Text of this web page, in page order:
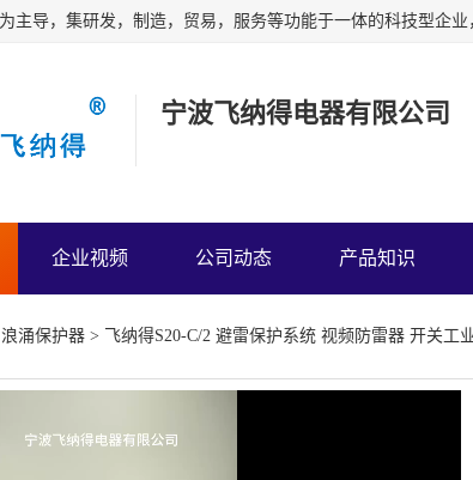
宁波飞纳得电器有限公司
企业视频 公司动态 产品知识
浪涌保护器 > 飞纳得S20-C/2 避雷保护系统 视频防雷器 开关工